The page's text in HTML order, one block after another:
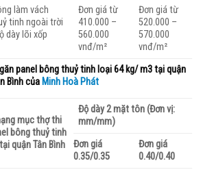
làm vách
tinh ngoài trời
dày lõi xốp
Đơn giá từ
410.000 –
560.000
vnđ/m²
Đơn giá từ
520.000 –
570.000
vnđ/m²
panel bông thuỷ tinh loại64 kg/ m3 tại quận
Bình của Minh Hoà Phát
mục thợ thi
bông thuỷ tinh
quận Tân Bình
Độ dày 2 mặt tôn (Đơn vị:
mm/mm)
Đơn giá
0.35/0.35
Đơn giá
0.40/0.40